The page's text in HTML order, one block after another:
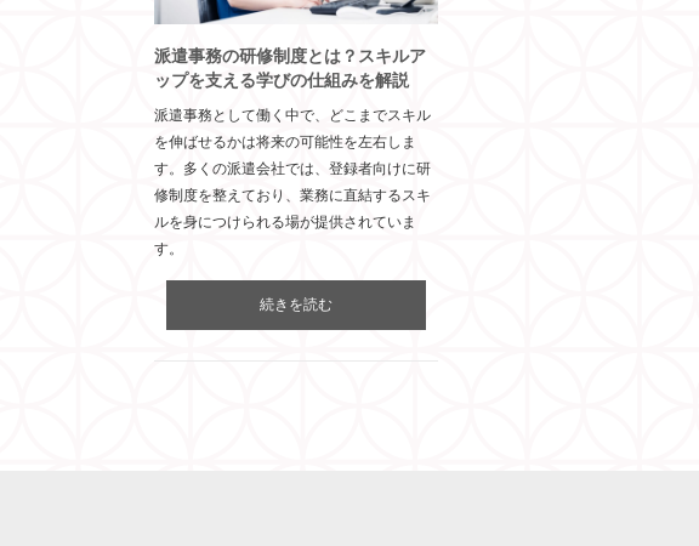
派遣事務の研修制度とは？スキルア
ップを支える学びの仕組みを解説
派遣事務として働く中で、どこまでスキル
を伸ばせるかは将来の可能性を左右しま
す。多くの派遣会社では、登録者向けに研
修制度を整えており、業務に直結するスキ
ルを身につけられる場が提供されていま
す。
続きを読む